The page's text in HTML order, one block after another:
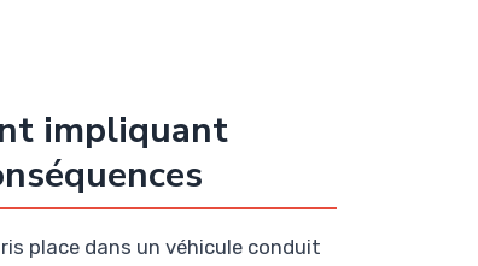
impliquant
place dans un véhicule conduit